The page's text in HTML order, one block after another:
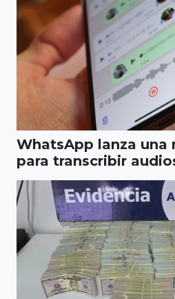
WhatsApp lanza una
para transcribir